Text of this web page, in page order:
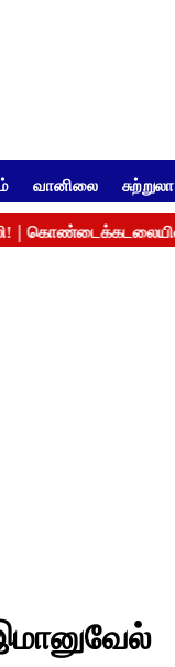
வானிலை சுற்றுலா